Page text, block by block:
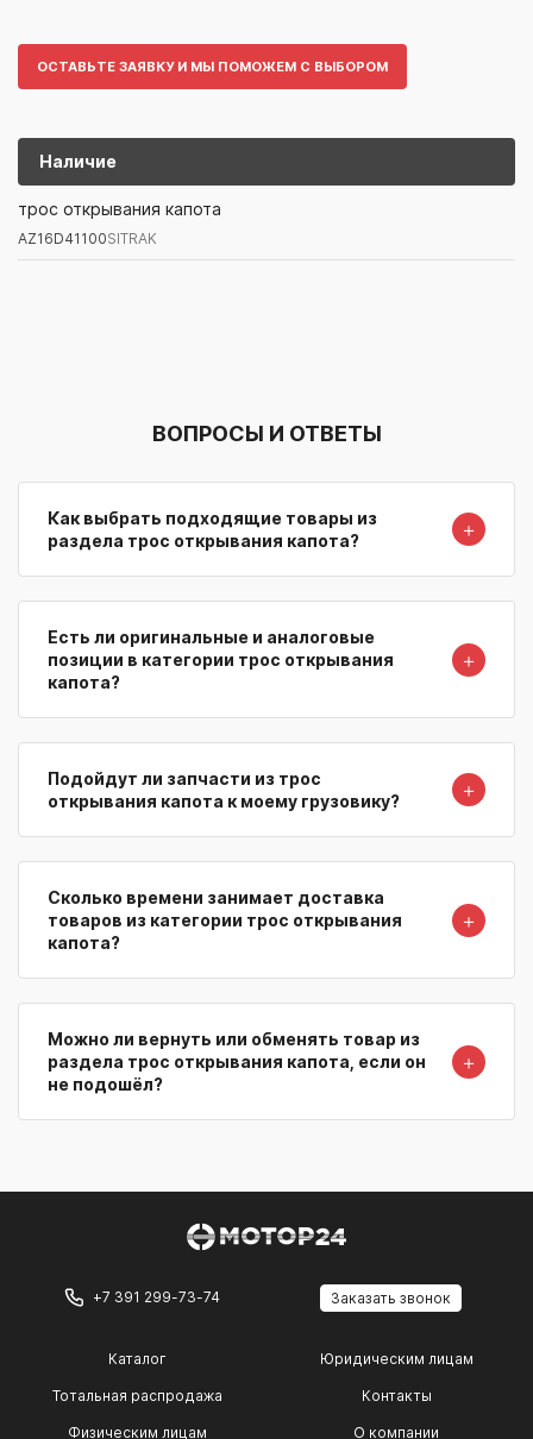
ОСТАВЬТЕ ЗАЯВКУ И МЫ ПОМОЖЕМ С ВЫБОРОМ
Наличие
Артикул/Бренд
AZ16D41100SITRAK
трос открывания капота
AZ16D41100SITRAK
ВОПРОСЫ И ОТВЕТЫ
Как выбрать подходящие товары из
раздела трос открывания капота?
＋
Есть ли оригинальные и аналоговые
позиции в категории трос открывания
капота?
＋
Подойдут ли запчасти из трос
открывания капота к моему грузовику?
＋
Сколько времени занимает доставка
товаров из категории трос открывания
капота?
＋
Можно ли вернуть или обменять товар из
раздела трос открывания капота, если он
не подошёл?
＋
+7 391 299-73-74 Заказать звонок
Каталог
Тотальная распродажа
Физическим лицам
Юридическим лицам
Контакты
О компании